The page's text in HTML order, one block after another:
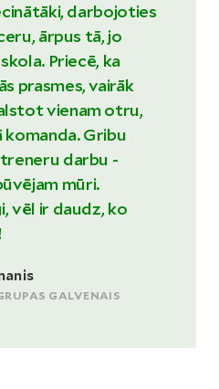
darbojoties
ārpus tā, jo
Priecē, ka
prasmes, vairāk
vienam otru,
komanda. Gribu
darbu -
mūri.
vēl ir daudz, ko
GALVENAIS